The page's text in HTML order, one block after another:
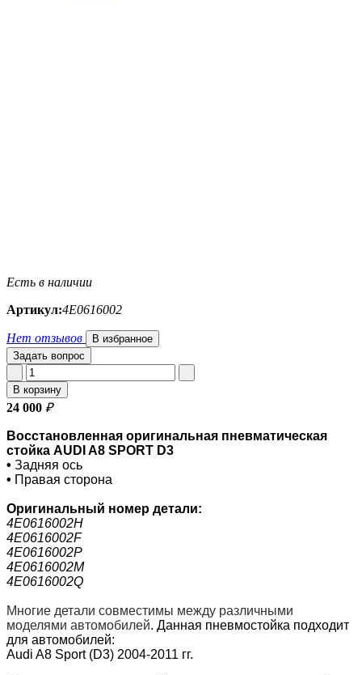
Есть в наличии
Артикул:4E0616002
Нет отзывов
В избранное
Задать вопрос
В корзину
24 000 ₽
Восстановленная оригинальная пневматическая
стойка AUDI A8 SPORT D3
• Задняя ось
• Правая сторона
Оригинальный номер детали:
4E0616002H
4E0616002F
4E0616002P
4E0616002M
4E0616002Q
Многие детали совместимы между различными
моделями автомобилей. Данная пневмостойка подходит
для автомобилей:
Audi A8 Sport (D3) 2004-2011 гг.